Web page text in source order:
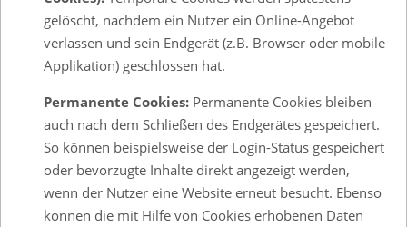
gelöscht, nachdem ein Nutzer ein Online-Angebot
verlassen und sein Endgerät (z.B. Browser oder mobile
Applikation) geschlossen hat.
Permanente Cookies: Permanente Cookies bleiben
auch nach dem Schließen des Endgerätes gespeichert.
So können beispielsweise der Login-Status gespeichert
oder bevorzugte Inhalte direkt angezeigt werden,
wenn der Nutzer eine Website erneut besucht. Ebenso
können die mit Hilfe von Cookies erhobenen Daten